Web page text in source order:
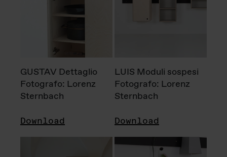
GUSTAV Dettaglio
Fotografo: Lorenz
Sternbach
Download
LUIS Moduli sospesi
Fotografo: Lorenz
Sternbach
Download